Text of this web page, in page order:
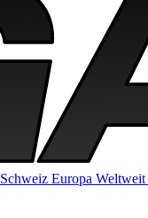
Schweiz Europa Weltweit